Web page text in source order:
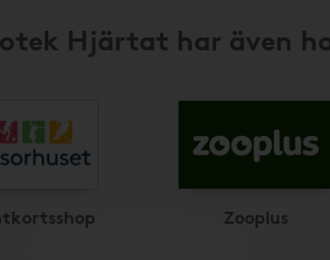
Hjärtat har även
Zooplus